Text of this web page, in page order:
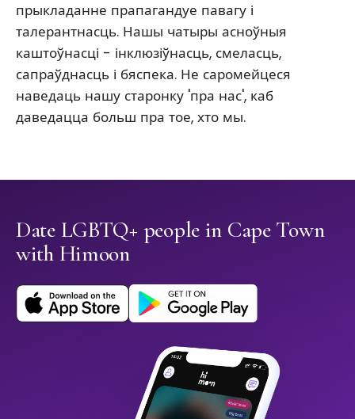
прыкладанне прапагандуе павагу і
талерантнасць. Нашы чатыры асноўныя
каштоўнасці - інклюзіўнасць, смеласць,
сапраўднасць і бяспека. Не саромейцеся
наведаць нашу старонку 'пра нас', каб
даведацца больш пра тое, хто мы.
Date LGBTQ+ people in Cape Town
with Himoon